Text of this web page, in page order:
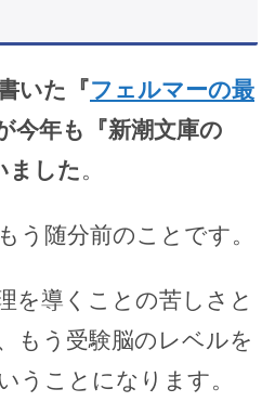
いた『フェルマーの最
今年も『新潮文庫の
ました 。
う随分前のことです。
を導くことの苦しさと
もう受験脳のレベルを
うことになります。